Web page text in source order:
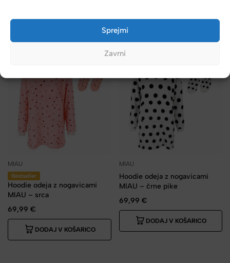
Sprejmi
Zavrni
MIAU
Bestseller
Hoodie odeja z nogavicami
MIAU – srca
69,99 €
DODAJ V KOŠARICO
MIAU
Hoodie odeja z nogavicami
MIAU – črne pike
69,99 €
DODAJ V KOŠARICO